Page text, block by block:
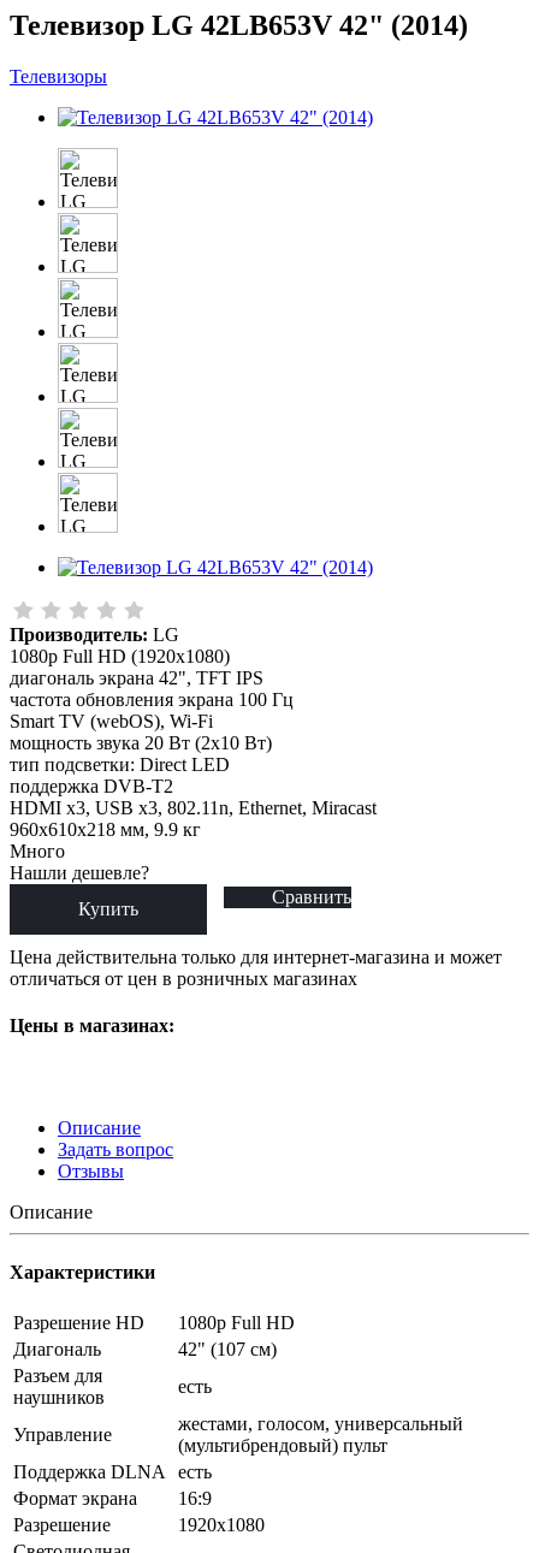
Телевизор LG 42LB653V 42" (2014)
Телевизоры
Производитель: LG
1080p Full HD (1920x1080)
диагональ экрана 42", TFT IPS
частота обновления экрана 100 Гц
Smart TV (webOS), Wi-Fi
мощность звука 20 Вт (2x10 Вт)
тип подсветки: Direct LED
поддержка DVB-T2
HDMI x3, USB x3, 802.11n, Ethernet, Miracast
960x610x218 мм, 9.9 кг
Много
Нашли дешевле?
Купить
Сравнить
Цена действительна только для интернет-магазина и может
отличаться от цен в розничных магазинах
Цены в магазинах:
Описание
Задать вопрос
Отзывы
Описание
Характеристики
Разрешение HD
1080p Full HD
Диагональ
42" (107 см)
Разъем для
наушников
есть
Управление
жестами, голосом, универсальный
(мультибрендовый) пульт
Поддержка DLNA
есть
Формат экрана
16:9
Разрешение
1920x1080